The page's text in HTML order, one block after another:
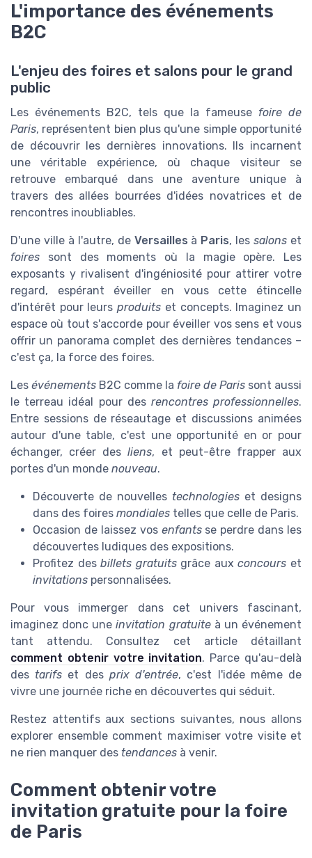
L'importance des événements
B2C
L'enjeu des foires et salons pour le grand
public
Les événements B2C, tels que la fameuse foire de
Paris, représentent bien plus qu'une simple opportunité
de découvrir les dernières innovations. Ils incarnent
une véritable expérience, où chaque visiteur se
retrouve embarqué dans une aventure unique à
travers des allées bourrées d'idées novatrices et de
rencontres inoubliables.
D'une ville à l'autre, de Versailles à Paris, lessalons et
foires sont des moments où la magie opère. Les
exposants y rivalisent d'ingéniosité pour attirer votre
regard, espérant éveiller en vous cette étincelle
d'intérêt pour leursproduits et concepts. Imaginez un
espace où tout s'accorde pour éveiller vos sens et vous
offrir un panorama complet des dernières tendances –
c'est ça, la force des foires.
Les événements B2C comme la foire de Paris sont aussi
le terreau idéal pour des rencontres professionnelles.
Entre sessions de réseautage et discussions animées
autour d'une table, c'est une opportunité en or pour
échanger, créer desliens, et peut-être frapper aux
portes d'un monde nouveau.
Découverte de nouvelles technologies et designs
dans des foires mondiales telles que celle de Paris.
Occasion de laissez vos enfantsse perdre dans les
découvertes ludiques des expositions.
Profitez desbillets gratuitsgrâce auxconcours et
invitations personnalisées.
Pour vous immerger dans cet univers fascinant,
imaginez donc uneinvitation gratuiteà un événement
tant attendu. Consultez cet article détaillant
comment obtenir votre invitation. Parce qu'au-delà
des tarifs et des prix d'entrée, c'est l'idée même de
vivre une journée riche en découvertes qui séduit.
Restez attentifs aux sections suivantes, nous allons
explorer ensemble comment maximiser votre visite et
ne rien manquer des tendances à venir.
Comment obtenir votre
invitation gratuite pour la foire
de Paris